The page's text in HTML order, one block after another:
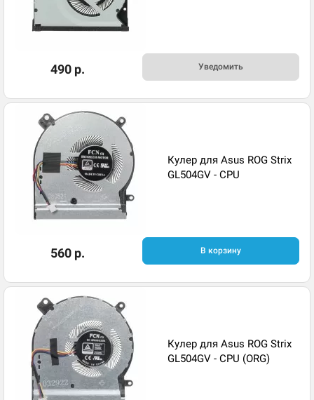
490 р. Уведомить
Кулер для Asus ROG Strix
GL504GV - CPU
560 р. В корзину
Кулер для Asus ROG Strix
GL504GV - CPU (ORG)